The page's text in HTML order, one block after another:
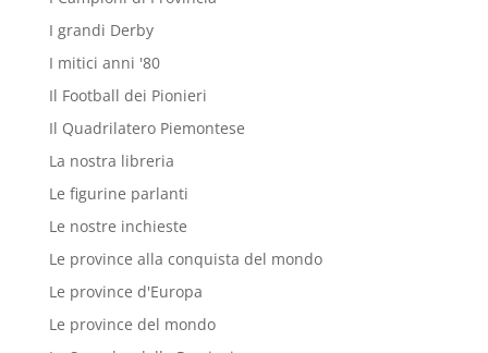
I grandi Derby
I mitici anni '80
Il Football dei Pionieri
Il Quadrilatero Piemontese
La nostra libreria
Le figurine parlanti
Le nostre inchieste
Le province alla conquista del mondo
Le province d'Europa
Le province del mondo